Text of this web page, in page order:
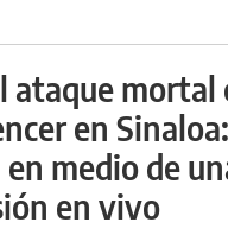
ataque mortal
en
medio de
en vivo